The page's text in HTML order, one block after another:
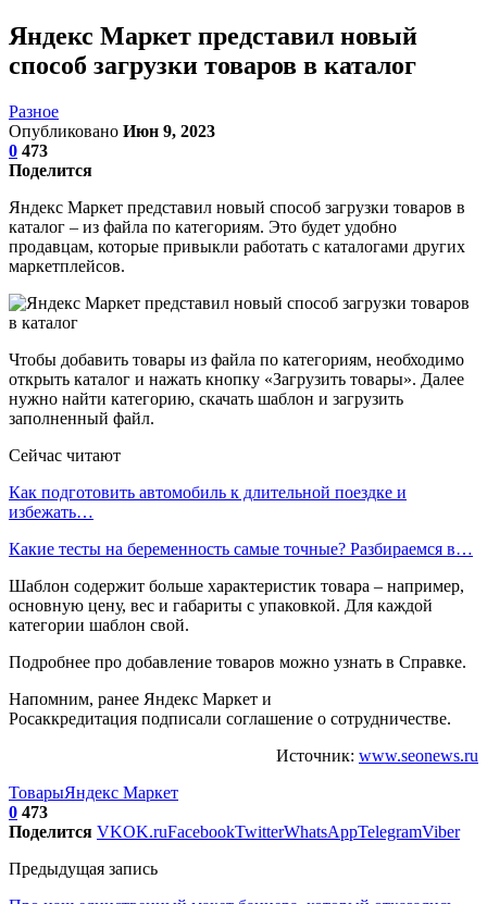
Яндекс Маркет представил новый
способ загрузки товаров в каталог
Разное
Опубликовано Июн 9, 2023
0 473
Поделится
Яндекс Маркет представил новый способ загрузки товаров в
каталог – из файла по категориям. Это будет удобно
продавцам, которые привыкли работать с каталогами других
маркетплейсов.
Чтобы добавить товары из файла по категориям, необходимо
открыть каталог и нажать кнопку «Загрузить товары». Далее
нужно найти категорию, скачать шаблон и загрузить
заполненный файл.
Сейчас читают
Как подготовить автомобиль к длительной поездке и
избежать…
Какие тесты на беременность самые точные? Разбираемся в…
Шаблон содержит больше характеристик товара – например,
основную цену, вес и габариты с упаковкой. Для каждой
категории шаблон свой.
Подробнее про добавление товаров можно узнать в Справке.
Напомним, ранее Яндекс Маркет и
Росаккредитация подписали соглашение о сотрудничестве.
Источник: www.seonews.ru
ТоварыЯндекс Маркет
0 473
Поделится VKOK.ruFacebookTwitterWhatsAppTelegramViber
Предыдущая запись